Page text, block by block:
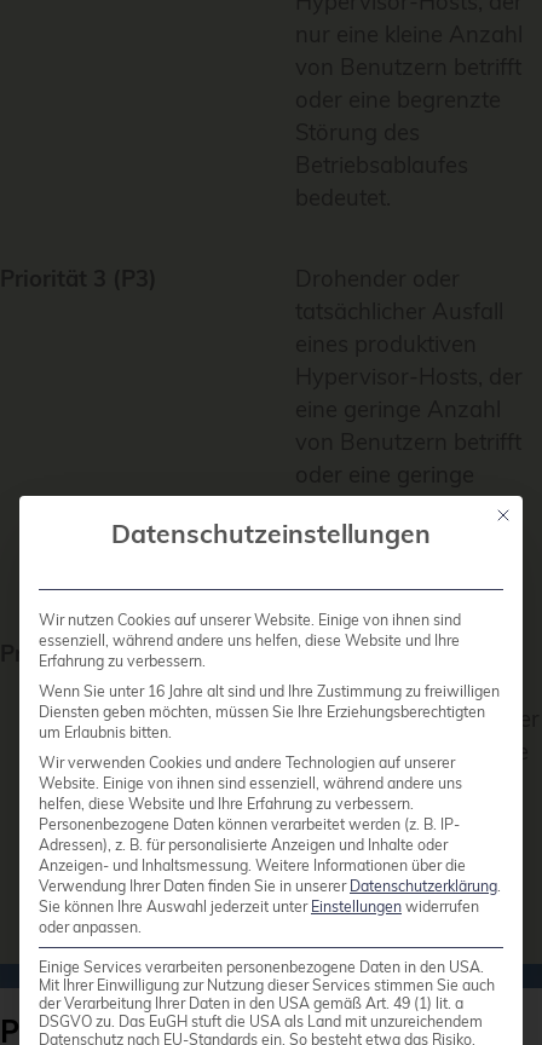
Prioritäten 4-5
Betriebsablaufes
Störungen von
geringen
Auswirkungen, die über
flexible Stundenpakete
abgerechnet werden
können.
ProxLB - Unser einzigartiger
Mit
Datenschutzeinstellungen
Wir nutzen Cookies auf unserer Website. Einige von ihnen sind
essenziell, während andere uns helfen, diese Website und Ihre
Erfahrung zu verbessern.
Wenn Sie unter 16 Jahre alt sind und Ihre Zustimmung zu freiwilligen
Diensten geben möchten, müssen Sie Ihre Erziehungsberechtigten
um Erlaubnis bitten.
Wir verwenden Cookies und andere Technologien auf unserer
Website. Einige von ihnen sind essenziell, während andere uns
helfen, diese Website und Ihre Erfahrung zu verbessern.
Personenbezogene Daten können verarbeitet werden (z. B. IP-
Adressen), z. B. für personalisierte Anzeigen und Inhalte oder
Anzeigen- und Inhaltsmessung. Weitere Informationen über die
Verwendung Ihrer Daten finden Sie in unserer Datenschutzerklärung.
Sie können Ihre Auswahl jederzeit unter Einstellungen widerrufen
oder anpassen.
Einige Services verarbeiten personenbezogene Daten in den USA.
Mit Ihrer Einwilligung zur Nutzung dieser Services stimmen Sie auch
der Verarbeitung Ihrer Daten in den USA gemäß Art. 49 (1) lit. a
DSGVO zu. Das EuGH stuft die USA als Land mit unzureichendem
Datenschutz nach EU-Standards ein. So besteht etwa das Risiko,